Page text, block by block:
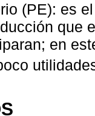
(PE): es
que
en